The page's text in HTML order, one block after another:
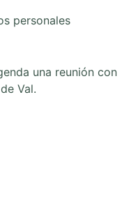
personales
una reunión con
Val.